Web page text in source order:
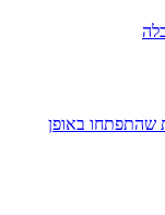
שהתפתחו באופן